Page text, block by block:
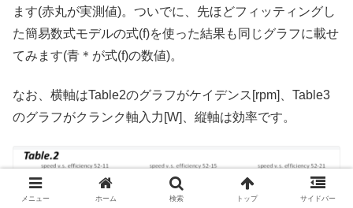
ます(赤丸が実測値)。ついでに、先ほどフィッティングし
た簡易数式モデルの式(f)を使った結果も同じグラフに載せ
てみます(青＊が式(f)の数値)。
なお、横軸はTable2のグラフがケイデンス[rpm]、Table3
のグラフがクランク軸入力[W]、縦軸は効率です。
メニュー ホーム 検索 トップ サイドバー